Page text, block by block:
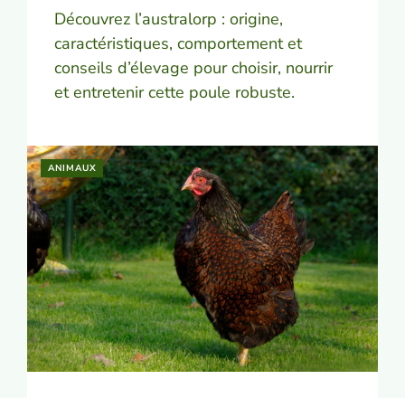
Découvrez l’australorp : origine,
caractéristiques, comportement et
conseils d’élevage pour choisir, nourrir
et entretenir cette poule robuste.
ANIMAUX